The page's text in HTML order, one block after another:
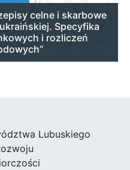
celne i skarbowe
Specyfika
i rozliczeń
Lubuskiego